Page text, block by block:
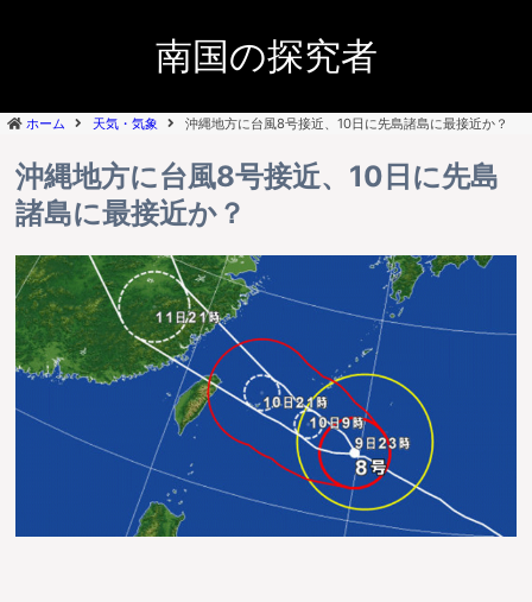
南国の探究者
ホーム 天気・気象 沖縄地方に台風8号接近、10日に先島諸島に最接近か？
沖縄地方に台風8号接近、10日に先島
諸島に最接近か？